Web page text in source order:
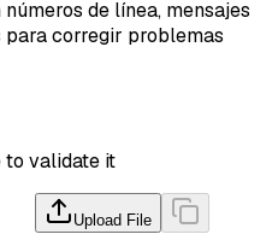
de línea, mensajes
corregir problemas
to validate it
Upload File